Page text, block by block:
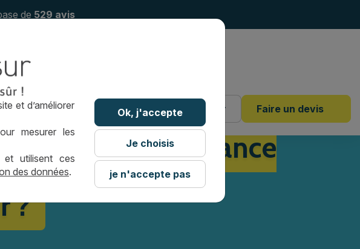
de 529 avis
04 26 04 18 88 Mon dossier Faire un devis
sans assurance
?
et d’améliorer
mesurer les
et utilisent ces
des données.
Ok, j'accepte
Je choisis
je n'accepte pas